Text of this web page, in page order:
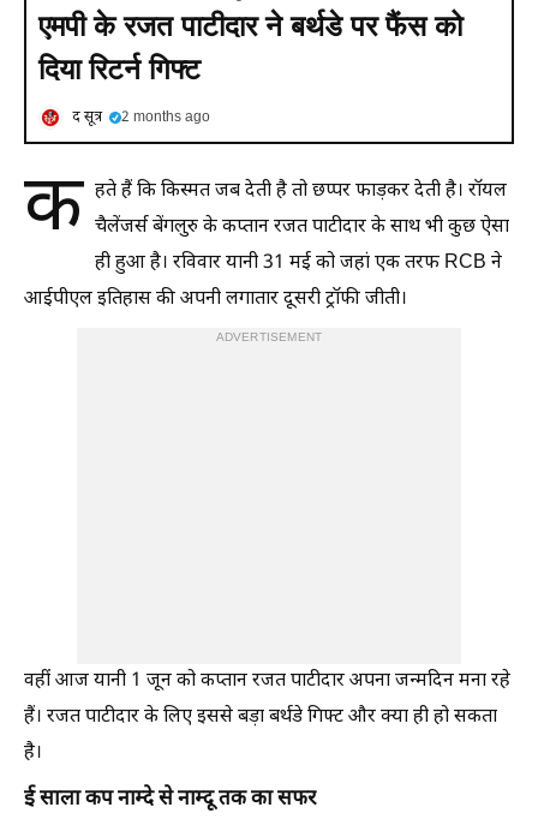
एमपी के रजत पाटीदार ने बर्थडे पर फैंस को
दिया रिटर्न गिफ्ट
द सूत्र 2 months ago
क हते हैं कि किस्मत जब देती है तो छप्पर फाड़कर देती है। रॉयल
चैलेंजर्स बेंगलुरु के कप्तान रजत पाटीदार के साथ भी कुछ ऐसा
ही हुआ है। रविवार यानी 31 मई को जहां एक तरफ RCB ने
आईपीएल इतिहास की अपनी लगातार दूसरी ट्रॉफी जीती।
ADVERTISEMENT
वहीं आज यानी 1 जून को कप्तान रजत पाटीदार अपना जन्मदिन मना रहे
हैं। रजत पाटीदार के लिए इससे बड़ा बर्थडे गिफ्ट और क्या ही हो सकता
है।
ई साला कप नाम्दे से नाम्दू तक का सफर